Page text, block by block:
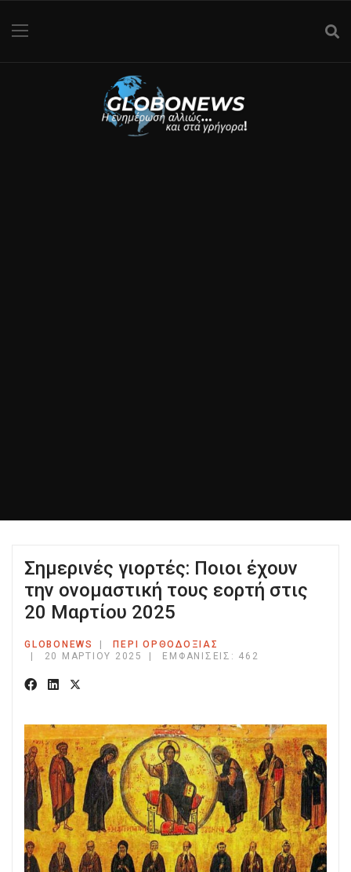
Σημερινές γιορτές: Ποιοι έχουν
την ονομαστική τους εορτή στις
20 Μαρτίου 2025
GLOBONEWS
ΠΕΡΙ ΟΡΘΟΔΟΞΙΑΣ
20 ΜΑΡΤΊΟΥ 2025
ΕΜΦΑΝΊΣΕΙΣ: 462